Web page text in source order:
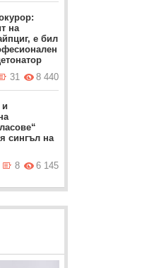
на
е бил
8 440
31
и
сингъл на
6 145
8